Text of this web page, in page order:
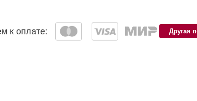
к оплате: Другая